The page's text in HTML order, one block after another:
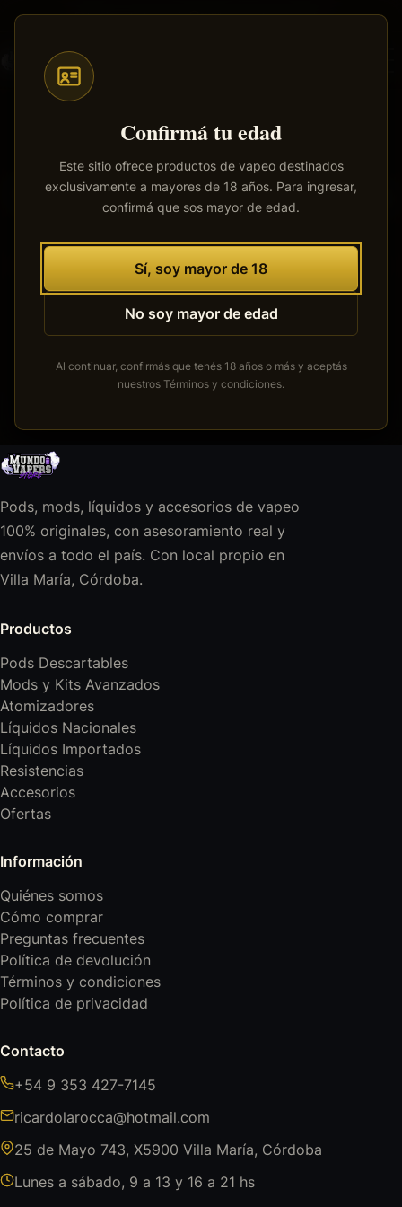
Confirmá tu edad
Este sitio ofrece productos de vapeo destinados
exclusivamente a mayores de 18 años. Para ingresar,
confirmá que sos mayor de edad.
Sí, soy mayor de 18
No soy mayor de edad
Al continuar, confirmás que tenés 18 años o más y aceptás
nuestros Términos y condiciones.
Saltar
contenido
principal
Envíos a todo el país· 100% productos originales
Tenemos grandes proyectos
Se está cocinando algo grande. Nuestra tienda está en
obras y pronto abrirá sus puertas.
Pods, mods, líquidos y accesorios de vapeo
100% originales, con asesoramiento real y
envíos a todo el país. Con local propio en
Villa María, Córdoba.
Productos
Pods Descartables
Mods y Kits Avanzados
Atomizadores
Líquidos Nacionales
Líquidos Importados
Resistencias
Accesorios
Ofertas
Información
Quiénes somos
Cómo comprar
Preguntas frecuentes
Política de devolución
Términos y condiciones
Política de privacidad
Contacto
+54 9 353 427-7145
ricardolarocca@hotmail.com
25 de Mayo 743, X5900 Villa María, Córdoba
Lunes a sábado, 9 a 13 y 16 a 21 hs